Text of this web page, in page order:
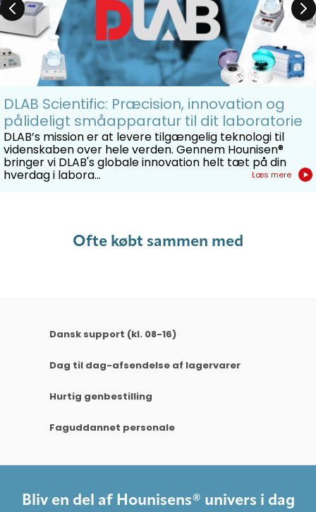
DLAB Scientific: Præcision, innovation og
pålideligt småapparatur til dit laboratorie
DLAB’s mission er at levere tilgængelig teknologi til
videnskaben over hele verden. Gennem Hounisen®
bringer vi DLAB's globale innovation helt tæt på din
hverdag i labora... Læs mere
Ofte købt sammen med
Dansk support (kl. 08-16)
Dag til dag-afsendelse af lagervarer
Hurtig genbestilling
Faguddannet personale
Bliv en del af Hounisens® univers i dag